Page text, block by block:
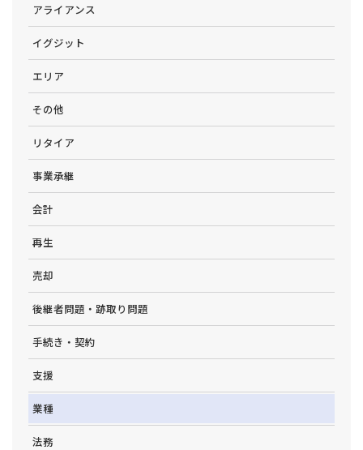
アライアンス
イグジット
エリア
その他
リタイア
事業承継
会計
再生
売却
後継者問題・跡取り問題
手続き・契約
支援
業種
法務